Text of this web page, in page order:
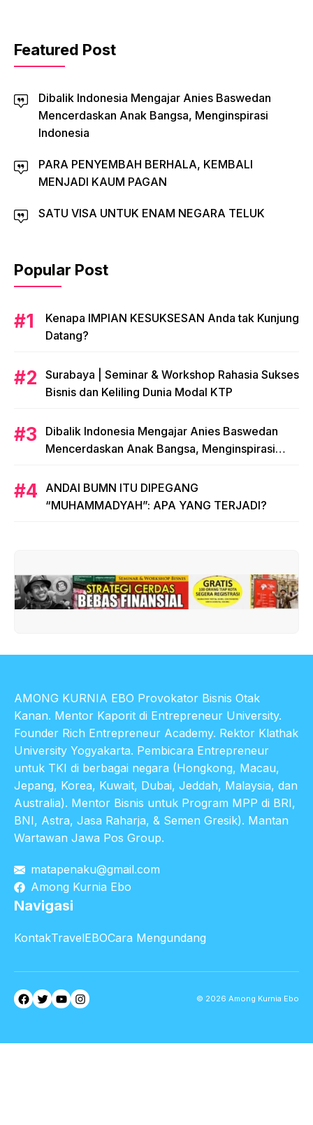
Featured Post
Dibalik Indonesia Mengajar Anies Baswedan
Mencerdaskan Anak Bangsa, Menginspirasi
Indonesia
PARA PENYEMBAH BERHALA, KEMBALI
MENJADI KAUM PAGAN
SATU VISA UNTUK ENAM NEGARA TELUK
Popular Post
​Kenapa IMPIAN KESUKSESAN Anda tak Kunjung
Datang?
​Surabaya | Seminar & Workshop Rahasia Sukses
Bisnis dan Keliling Dunia Modal KTP
Dibalik Indonesia Mengajar Anies Baswedan
Mencerdaskan Anak Bangsa, Menginspirasi
ANDAI BUMN ITU DIPEGANG
“MUHAMMADYAH”: APA YANG TERJADI?
AMONG KURNIA EBO Provokator Bisnis Otak
Kanan. Mentor Kaporit di Entrepreneur University.
Founder Rich Entrepreneur Academy. Rektor Klathak
University Yogyakarta. Pembicara Entrepreneur
untuk TKI di berbagai negara (Hongkong, Macau,
Jepang, Korea, Kuwait, Dubai, Jeddah, Malaysia, dan
Australia). Mentor Bisnis untuk Program MPP di BRI,
BNI, Astra, Jasa Raharja, & Semen Gresik). Mantan
Wartawan Jawa Pos Group.
matapenaku@gmail.com
Among Kurnia Ebo
Navigasi
KontakTravelEBOCara Mengundang
Facebook
TwitterYouTube
Instagram © 2026 Among Kurnia Ebo